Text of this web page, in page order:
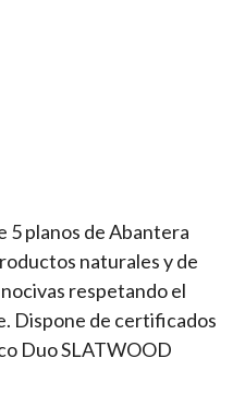
5 planos de Abantera
naturales y de
respetando el
Dispone de certificados
Duo SLATWOOD